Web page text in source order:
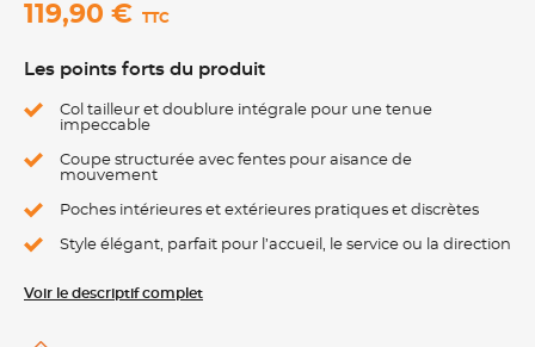
119,90 € TTC
Les points forts du produit
Col tailleur et doublure intégrale pour une tenue
impeccable
Coupe structurée avec fentes pour aisance de
mouvement
Poches intérieures et extérieures pratiques et discrètes
Style élégant, parfait pour l’accueil, le service ou la direction
Voir le descriptif complet